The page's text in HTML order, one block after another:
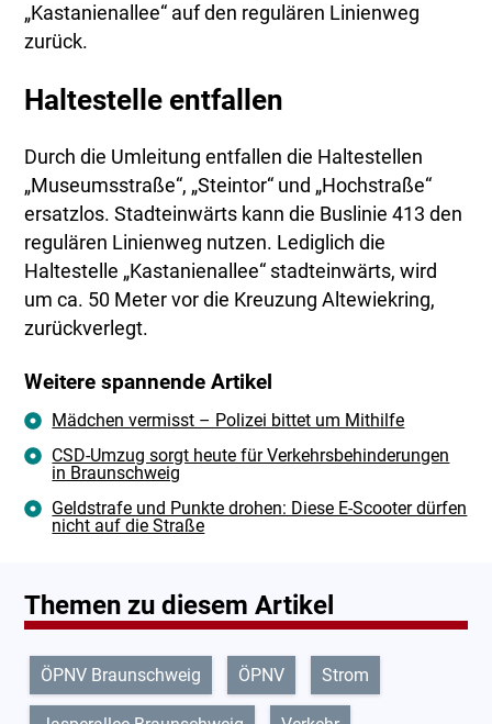
„Kastanienallee“ auf den regulären Linienweg
zurück.
Haltestelle entfallen
Durch die Umleitung entfallen die Haltestellen
„Museumsstraße“, „Steintor“ und „Hochstraße“
ersatzlos. Stadteinwärts kann die Buslinie 413 den
regulären Linienweg nutzen. Lediglich die
Haltestelle „Kastanienallee“ stadteinwärts, wird
um ca. 50 Meter vor die Kreuzung Altewiekring,
zurückverlegt.
Weitere spannende Artikel
Mädchen vermisst – Polizei bittet um Mithilfe
CSD-Umzug sorgt heute für Verkehrsbehinderungen
in Braunschweig
Geldstrafe und Punkte drohen: Diese E-Scooter dürfen
nicht auf die Straße
Themen zu diesem Artikel
ÖPNV Braunschweig ÖPNV Strom